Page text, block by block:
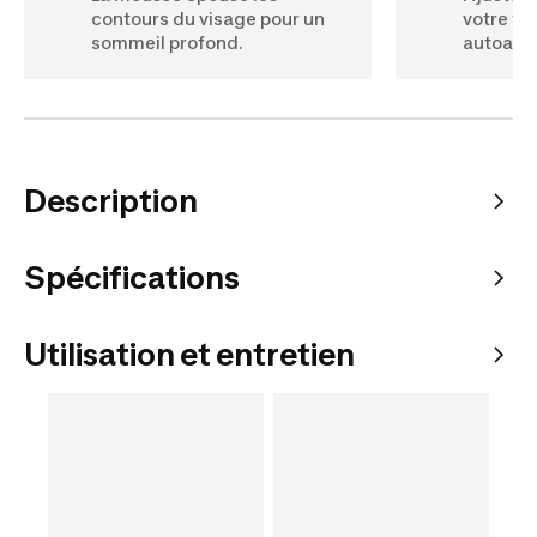
contours du visage pour un
sommeil profond.
votre
Description
Spécifications
Utilisation et entretien